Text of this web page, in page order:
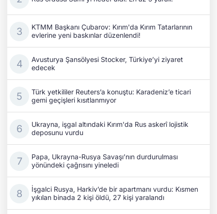
KTMM Başkanı Çubarov: Kırım'da Kırım Tatarlarının
evlerine yeni baskınlar düzenlendi!
Avusturya Şansölyesi Stocker, Türkiye’yi ziyaret
edecek
Türk yetkililer Reuters’a konuştu: Karadeniz’e ticari
gemi geçişleri kısıtlanmıyor
Ukrayna, işgal altındaki Kırım'da Rus askerî lojistik
deposunu vurdu
Papa, Ukrayna-Rusya Savaşı’nın durdurulması
yönündeki çağrısını yineledi
İşgalci Rusya, Harkiv’de bir apartmanı vurdu: Kısmen
yıkılan binada 2 kişi öldü, 27 kişi yaralandı